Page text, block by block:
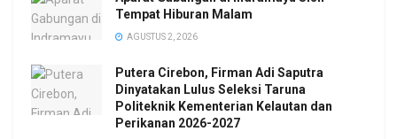
Tempat Hiburan Malam
AGUSTUS 2, 2026
Putera Cirebon, Firman Adi Saputra
Dinyatakan Lulus Seleksi Taruna
Politeknik Kementerian Kelautan dan
Perikanan 2026-2027